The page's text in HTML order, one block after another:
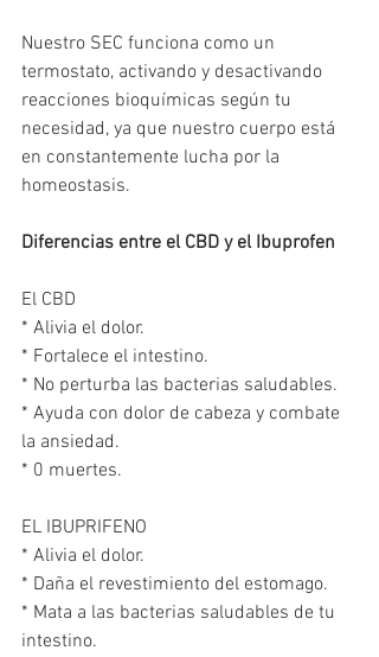
Nuestro SEC funciona como un
termostato, activando y desactivando
reacciones bioquímicas según tu
necesidad, ya que nuestro cuerpo está
en constantemente lucha por la
homeostasis.
Diferencias entre el CBD y el Ibuprofen
El CBD
* Alivia el dolor.
* Fortalece el intestino.
* No perturba las bacterias saludables.
* Ayuda con dolor de cabeza y combate
la ansiedad.
* 0 muertes.
EL IBUPRIFENO
* Alivia el dolor.
* Daña el revestimiento del estomago.
* Mata a las bacterias saludables de tu
intestino.